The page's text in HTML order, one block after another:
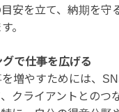
安を立て、納期を守
。
で仕事を広げる
増やすためには、
クライアントとのつ